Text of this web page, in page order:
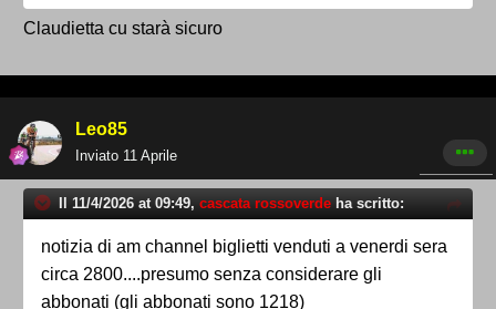
Claudietta cu starà sicuro
Leo85
Inviato 11 Aprile
Il 11/4/2026 at 09:49, cascata rossoverde ha scritto:
notizia di am channel biglietti venduti a venerdi sera
circa 2800....presumo senza considerare gli
abbonati (gli abbonati sono 1218)